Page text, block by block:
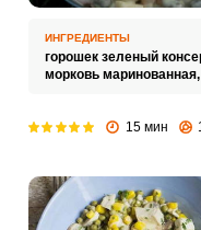
ИНГРЕДИЕНТЫ
горошек зеленый
морковь маринованная,
15 мин